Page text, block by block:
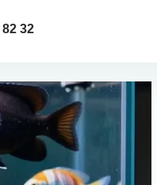
32